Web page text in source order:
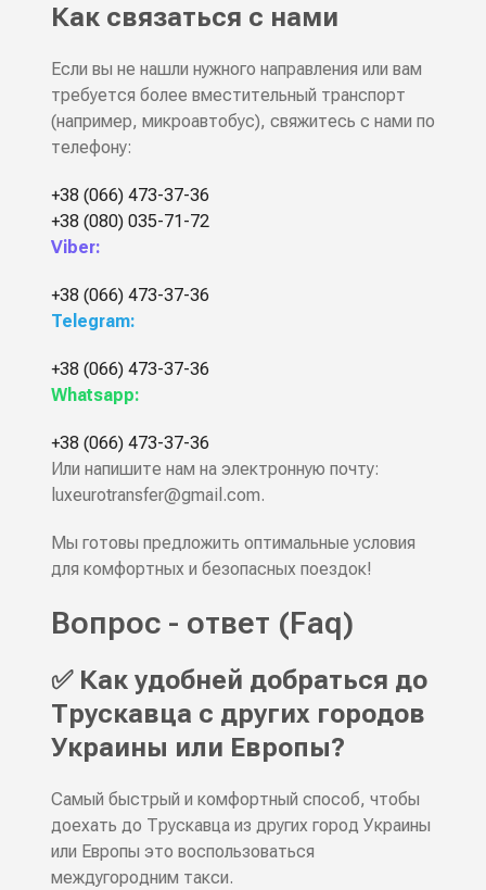
Как связаться с нами
Если вы не нашли нужного направления или вам
требуется более вместительный транспорт
(например, микроавтобус), свяжитесь с нами по
телефону:
+38 (066) 473-37-36
+38 (080) 035-71-72
Viber:
+38 (066) 473-37-36
Telegram:
+38 (066) 473-37-36
Whatsapp:
+38 (066) 473-37-36
Или напишите нам на электронную почту:
luxeurotransfer@gmail.com.
Мы готовы предложить оптимальные условия
для комфортных и безопасных поездок!
Вопрос - ответ (Faq)
✅ Как удобней добраться до
Трускавца с других городов
Украины или Европы?
Самый быстрый и комфортный способ, чтобы
доехать до Трускавца из других город Украины
или Европы это воспользоваться
междугородним такси.